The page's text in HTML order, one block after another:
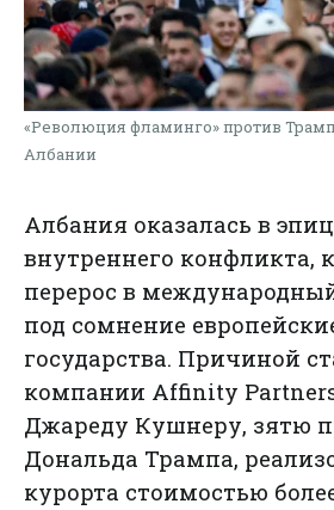
«Революция фламинго» против
Албании
Албания оказалась в
внутреннего конфликта,
перерос в
под сомнение
государства. Причиной
компании Affinity
Джареду Кушнеру, зятю
Дональда Трампа,
курорта стоимостью